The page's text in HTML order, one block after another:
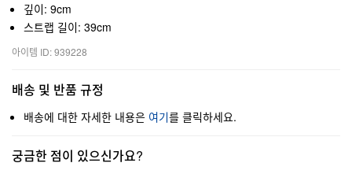
깊이: 9cm
스트랩 길이: 39cm
아이템 ID: 939228
배송 및 반품 규정
배송에 대한 자세한 내용은 여기를 클릭하세요.
궁금한 점이 있으신가요?